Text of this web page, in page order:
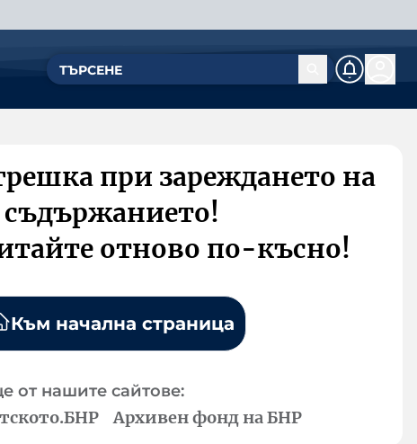
при зареждането на
съдържанието!
отново по-късно!
Към начална страница
от нашите сайтове:
Архивен фонд на БНР